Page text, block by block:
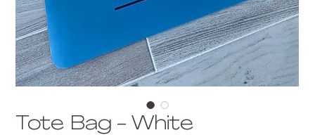
Tote Bag - White